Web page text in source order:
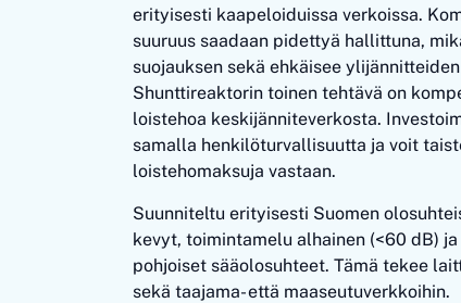
erityisesti kaapeloiduissa verkoissa.
suuruus saadaan pidettyä hallittuna,
suojauksen sekä ehkäisee
Shunttireaktorin toinen tehtävä on
loistehoa keskijänniteverkosta.
samalla henkilöturvallisuutta ja voit
loistehomaksuja vastaan.
Suunniteltu erityisesti Suomen
kevyt, toimintamelu alhainen (<60 dB)
pohjoiset sääolosuhteet. Tämä tekee
sekä taajama- että maaseutuverkkoihin.